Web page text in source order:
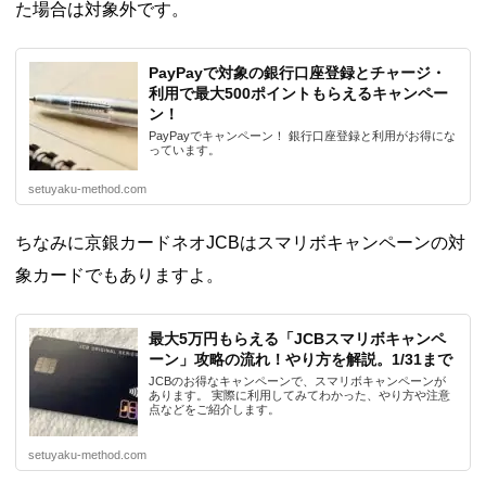
た場合は対象外です。
PayPayで対象の銀行口座登録とチャージ・
利用で最大500ポイントもらえるキャンペー
ン！
PayPayでキャンペーン！ 銀行口座登録と利用がお得にな
っています。
setuyaku-method.com
ちなみに京銀カードネオJCBはスマリボキャンペーンの対
象カードでもありますよ。
最大5万円もらえる「JCBスマリボキャンペ
ーン」攻略の流れ！やり方を解説。1/31まで
JCBのお得なキャンペーンで、スマリボキャンペーンが
あります。 実際に利用してみてわかった、やり方や注意
点などをご紹介します。
setuyaku-method.com